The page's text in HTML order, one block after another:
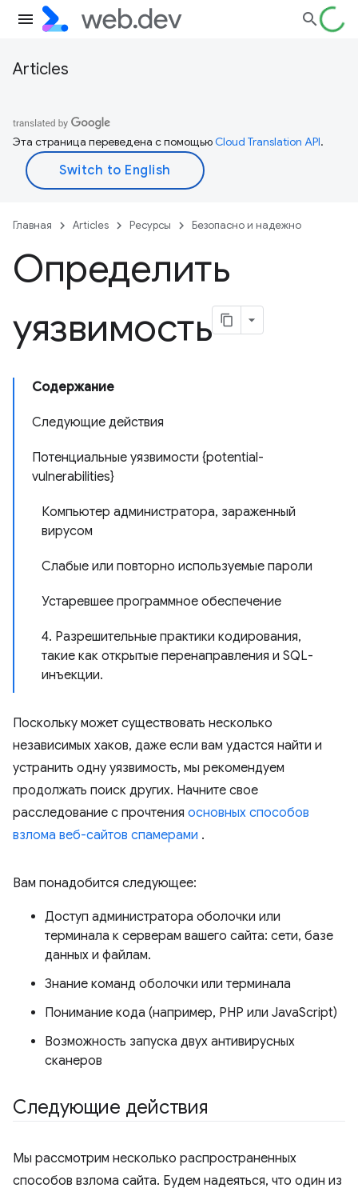
Articles
Эта страница переведена с помощьюCloud Translation API.
Главная Articles Ресурсы Безопасно и надежно
Определить
уязвимость
Содержание
Следующие действия
Потенциальные уязвимости {potential-
vulnerabilities}
Компьютер администратора, зараженный
вирусом
Слабые или повторно используемые пароли
Устаревшее программное обеспечение
4. Разрешительные практики кодирования,
такие как открытые перенаправления и SQL-
инъекции.
Поскольку может существовать несколько
независимых хаков, даже если вам удастся найти и
устранить одну уязвимость, мы рекомендуем
продолжать поиск других. Начните свое
расследование с прочтения основных способов
взлома веб-сайтов спамерами .
Вам понадобится следующее:
Доступ администратора оболочки или
терминала к серверам вашего сайта: сети, базе
данных и файлам.
Знание команд оболочки или терминала
Понимание кода (например, PHP или JavaScript)
Возможность запуска двух антивирусных
сканеров
Следующие действия
Мы рассмотрим несколько распространенных
способов взлома сайта. Будем надеяться, что один из